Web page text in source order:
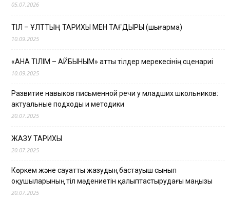
05.07.2026
ТІЛ – ҰЛТТЫҢ ТАРИХЫ МЕН ТАҒДЫРЫ (шығарма)
10.09.2025
«АНА ТІЛІМ – АЙБЫНЫМ» атты тілдер мерекесінің сценариі
10.09.2025
Развитие навыков письменной речи у младших школьников:
актуальные подходы и методики
20.07.2025
ЖАЗУ ТАРИХЫ
20.07.2025
Көркем және сауатты жазудың бастауыш сынып
оқушыларының тіл мәдениетін қалыптастырудағы маңызы
20.07.2025